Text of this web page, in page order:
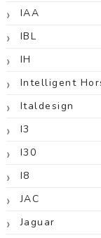
IAA
IBL
IH
Intelligent
Italdesign
I3
I30
I8
JAC
Jaguar